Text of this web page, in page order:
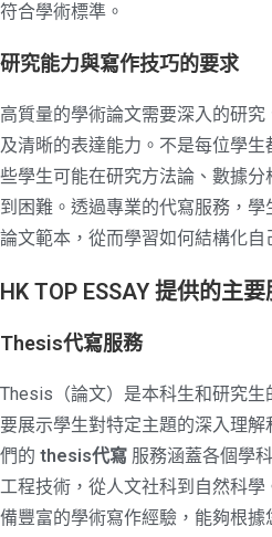
符合學術標準。
研究能力與寫作技巧的要求
高質量的學術論文需要深入的研
及清晰的表達能力。不是每位學
些學生可能在研究方法論、數據分
到困難。透過專業的代寫服務，
論文範本，從而學習如何結構化自
HK TOP ESSAY 提供的主
Thesis代寫服務
Thesis（論文）是本科生和研究生
要展示學生對特定主題的深入理
們的 thesis代寫 服務涵蓋各個學
工程技術，從人文社科到自然科
備豐富的學術寫作經驗，能夠根據